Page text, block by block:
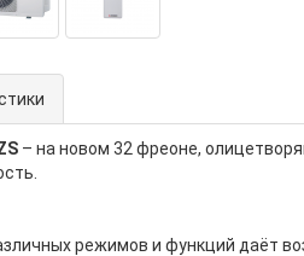
– на новом 32 фреоне,
режимов и функций даёт